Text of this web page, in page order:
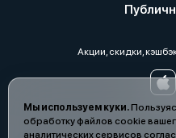
Мы используем куки.
обработку файлов cookie
аналитических сервисов
Акции, скидки,